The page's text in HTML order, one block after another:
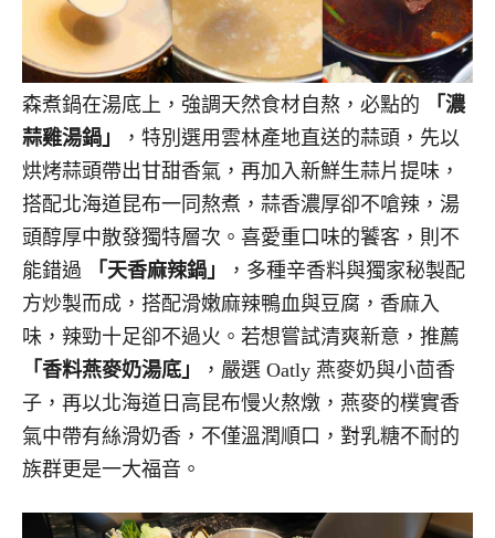
森煮鍋在湯底上，強調天然食材自熬，必點的
「濃
蒜雞湯鍋」
，特別選用雲林產地直送的蒜頭，先以
烘烤蒜頭帶出甘甜香氣，再加入新鮮生蒜片提味，
搭配北海道昆布一同熬煮，蒜香濃厚卻不嗆辣，湯
頭醇厚中散發獨特層次。喜愛重口味的饕客，則不
能錯過
「天香麻辣鍋」
，多種辛香料與獨家秘製配
方炒製而成，搭配滑嫩麻辣鴨血與豆腐，香麻入
味，辣勁十足卻不過火。若想嘗試清爽新意，推薦
「香料燕麥奶湯底」
，嚴選 Oatly 燕麥奶與小茴香
子，再以北海道日高昆布慢火熬燉，燕麥的樸實香
氣中帶有絲滑奶香，不僅溫潤順口，對乳糖不耐的
族群更是一大福音。